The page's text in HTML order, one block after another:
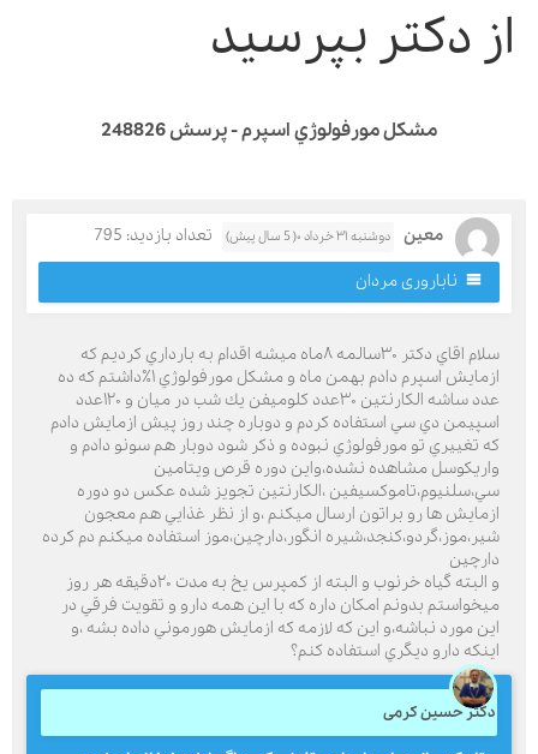
دکتر بپرسید
مشكل مورفولوژي اسپرم - پرسش 248826
معين دوشنبه ۳۱ خرداد ۰( 5 سال پیش)
تعداد بازدید: 795
ناباروری مردان
سلام اقاي دكتر ٣٠سالمه ٨ماه ميشه اقدام به بارداري كرديم كه
ازمايش اسپرم دادم بهمن ماه و مشكل مورفولوژي ١٪؜داشتم كه ده
عدد ساشه الكارنتين ٣٠عدد كلوميفن يك شب در ميان و ١٢٠عدد
دي سي استفاده كردم و دوباره چند روز پيش ازمايش دادم
تغييري تو مورفولوژي نبوده و ذكر شود دوبار هم سونو دادم و
مشاهده نشده،واين دوره قرص ويتامين
،الكارنتين تجويز شده عكس دو دوره
ها رو براتون ارسال ميكنم ،و از نظر غذايي هم معجون
انگور،دارچين،موز استفاده ميكنم دم كرده
گياه خرنوب و البته از كمپرس يخ به مدت ٢٠دقيقه هر روز
بدونم امكان داره كه با اين همه دارو و تقويت فرقي در
مورد نباشه،و اين كه لازمه كه ازمايش هورموني داده بشه ،و
دارو ديگري استفاده كنم؟
دکتر حسین کرمی
قدرت گرفته از همیارسیستم